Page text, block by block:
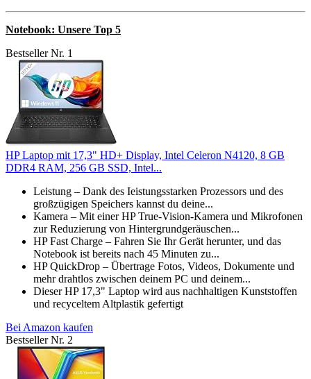
Notebook: Unsere Top 5
Bestseller Nr. 1
HP Laptop mit 17,3" HD+ Display, Intel Celeron N4120, 8 GB
DDR4 RAM, 256 GB SSD, Intel...
Leistung – Dank des Ieistungsstarken Prozessors und des
großzügigen Speichers kannst du deine...
Kamera – Mit einer HP True-Vision-Kamera und Mikrofonen
zur Reduzierung von Hintergrundgeräuschen...
HP Fast Charge – Fahren Sie Ihr Gerät herunter, und das
Notebook ist bereits nach 45 Minuten zu...
HP QuickDrop – Übertrage Fotos, Videos, Dokumente und
mehr drahtlos zwischen deinem PC und deinem...
Dieser HP 17,3" Laptop wird aus nachhaltigen Kunststoffen
und recyceltem Altplastik gefertigt
Bei Amazon kaufen
Bestseller Nr. 2